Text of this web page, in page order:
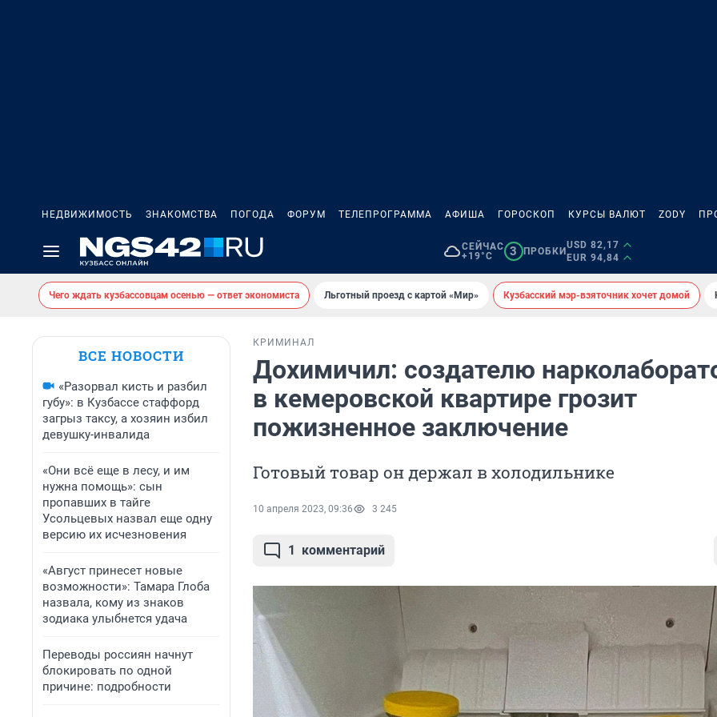
НЕДВИЖИМОСТЬ ЗНАКОМСТВА ПОГОДА ФОРУМ ТЕЛЕПРОГРАММА АФИША ГОРОСКОП КУРСЫ ВАЛЮТ ZODY
СЕЙЧАС
+19°C
3 ПРОБКИ
USD 82,17
EUR 94,84
Чего ждать кузбассовцам осенью — ответ экономиста Льготный проезд с картой «Мир» Кузбасский мэр-взяточник хочет домой
ВСЕ НОВОСТИ
«Разорвал кисть и разбил
губу»: в Кузбассе стаффорд
загрыз таксу, а хозяин избил
девушку-инвалида
«Они всё еще в лесу, и им
нужна помощь»: сын
пропавших в тайге
Усольцевых назвал еще одну
версию их исчезновения
«Август принесет новые
возможности»: Тамара Глоба
назвала, кому из знаков
зодиака улыбнется удача
Переводы россиян начнут
блокировать по одной
причине: подробности
КРИМИНАЛ
Дохимичил: создателю
в кемеровской квартире грозит
пожизненное заключение
Готовый товар он держал в холодильнике
10 апреля 2023, 09:36 3 245
1 комментарий